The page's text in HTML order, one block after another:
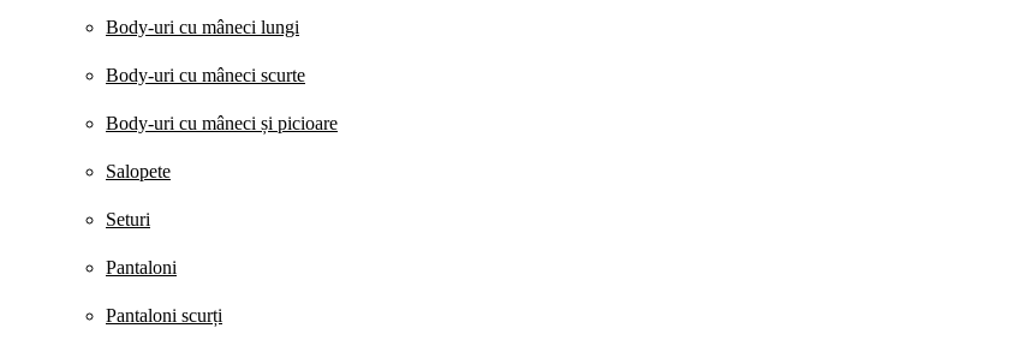
Body-uri cu mâneci lungi
Body-uri cu mâneci scurte
Body-uri cu mâneci și picioare
Salopete
Seturi
Pantaloni
Pantaloni scurți